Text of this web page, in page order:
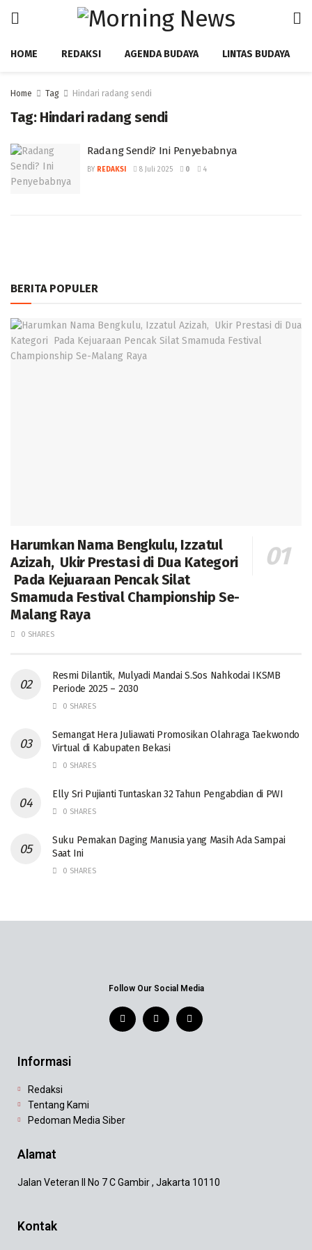
HOME REDAKSI AGENDA BUDAYA LINTAS BUDAYA
Home Tag Hindari radang sendi
Tag: Hindari radang sendi
Radang Sendi? Ini Penyebabnya ‎
BY REDAKSI 8 Juli 2025 0 4
BERITA POPULER
Harumkan Nama Bengkulu, Izzatul
Azizah, Ukir Prestasi di Dua Kategori
Pada Kejuaraan Pencak Silat
Smamuda Festival Championship Se-
Malang Raya
0 SHARES
Resmi Dilantik, Mulyadi Mandai S.Sos Nahkodai IKSMB
Periode 2025 – 2030
0 SHARES
Semangat Hera Juliawati Promosikan Olahraga Taekwondo
Virtual di Kabupaten Bekasi
0 SHARES
Elly Sri Pujianti Tuntaskan 32 Tahun Pengabdian di PWI
0 SHARES
‎Suku Pemakan Daging Manusia yang Masih Ada Sampai
Saat Ini
0 SHARES
Follow Our Social Media
Informasi
Redaksi
Tentang Kami
Pedoman Media Siber
Alamat
Jalan Veteran II No 7 C Gambir , Jakarta 10110
Kontak